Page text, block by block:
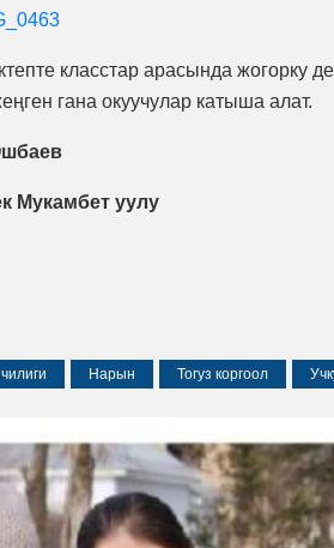
класстар арасында жогорку
гана окуучулар катыша алат.
Мукамбет уулу
Нарын Тогуз коргоол